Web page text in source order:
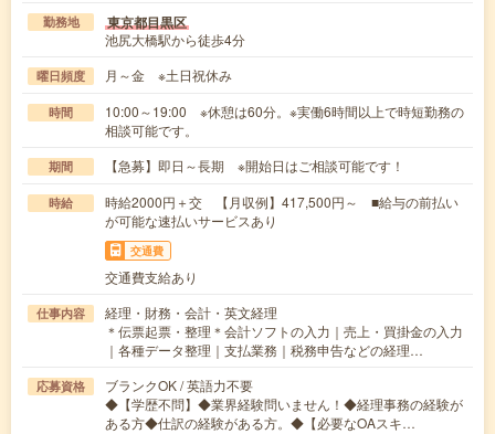
勤務地 東京都目黒区
池尻大橋駅から徒歩4分
曜日頻度 月～金 ※土日祝休み
時間
10:00～19:00 ※休憩は60分。※実働6時間以上で時短勤務の
相談可能です。
期間 【急募】即日～長期 ※開始日はご相談可能です！
時給
時給2000円＋交 【月収例】417,500円～ ■給与の前払い
が可能な速払いサービスあり
交通費
交通費支給あり
仕事内容
経理・財務・会計・英文経理
＊伝票起票・整理＊会計ソフトの入力｜売上・買掛金の入力
｜各種データ整理｜支払業務｜税務申告などの経理…
応募資格
ブランクOK / 英語力不要
◆【学歴不問】◆業界経験問いません！◆経理事務の経験が
ある方◆仕訳の経験がある方。◆【必要なOAスキ…